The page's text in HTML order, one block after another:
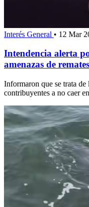
Interés General • 12 Mar
Intendencia alerta
amenazas de
Informaron que se trata
contribuyentes a no caer